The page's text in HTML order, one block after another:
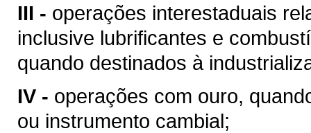
III - operações interestaduais
inclusive lubrificantes e
quando destinados à
IV - operações com ouro,
ou instrumento cambial;